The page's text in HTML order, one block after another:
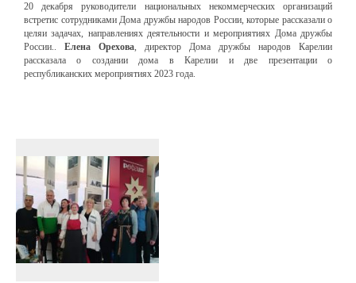
20 декабря руководители национальных некоммерческих организаций
встретис сотрудниками Дома дружбы народов России, которые рассказали о
целяи задачах, направлениях деятельности и мероприятиях Дома дружбы
России.. Елена Орехова, директор Дома дружбы народов Карелии
рассказала о создании дома в Карелии и две презентации о
республиканских мероприятиях 2023 года.